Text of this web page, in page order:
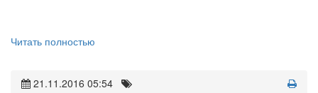
Читать полностью
21.11.2016 05:54